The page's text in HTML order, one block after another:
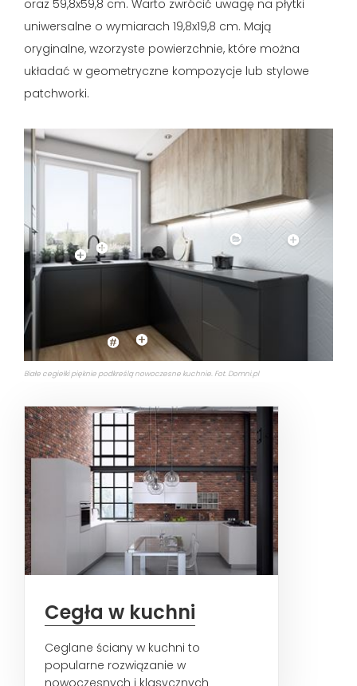
oraz 59,8x59,8 cm. Warto zwrócić uwagę na płytki
uniwersalne o wymiarach 19,8x19,8 cm. Mają
oryginalne, wzorzyste powierzchnie, które można
układać w geometryczne kompozycje lub stylowe
patchworki.
Białe cegiełki pięknie podkreślą nowoczesne kuchnie. Fot. Domni.pl
Cegła w kuchni
Ceglane ściany w kuchni to
popularne rozwiązanie w